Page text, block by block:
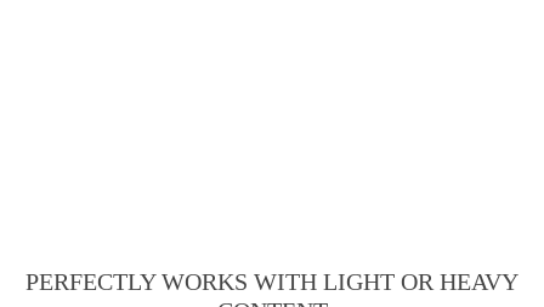
PERFECTLY WORKS WITH LIGHT OR HEAVY